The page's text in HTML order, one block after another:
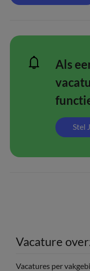
Als
Stel
Vacature
Vacatures per